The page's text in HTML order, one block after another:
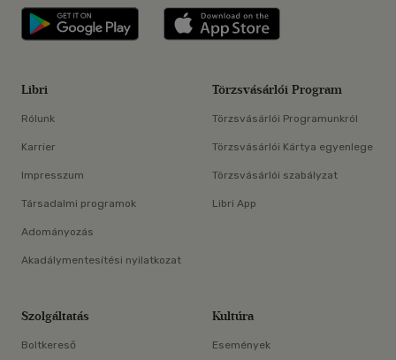
Libri applikáció Szerezd meg: Google
Libri
Rólunk
Karrier
Impresszum
Társadalmi programok
Adományozás
Akadálymentesítési nyilatkozat
Törzsvásárlói Program
Törzsvásárlói Programunkról
Törzsvásárlói Kártya egyenlege
Törzsvásárlói szabályzat
Libri App
Szolgáltatás
Boltkereső
Kultúra
Események